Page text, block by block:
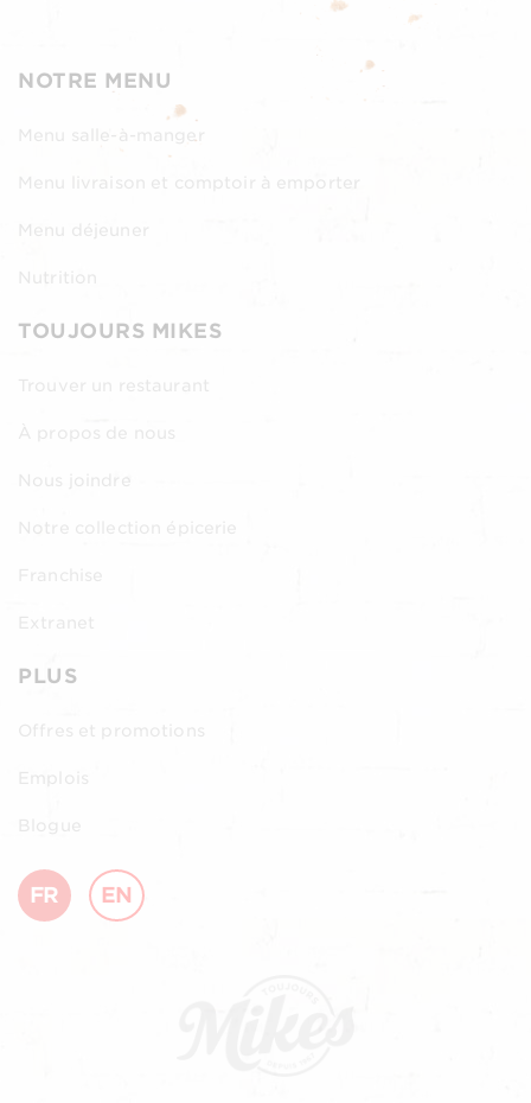
NOTRE MENU
Menu salle-à-manger
Menu livraison et comptoir à emporter
TOUJOURS MIKES
Nous joindre
PLUS
Emplois
Blogue
FR EN